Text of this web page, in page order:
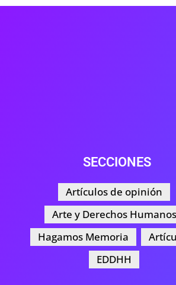
SECCIONES
Artículos de opinión
Arte y Derechos Humanos
Hagamos Memoria
EDDHH